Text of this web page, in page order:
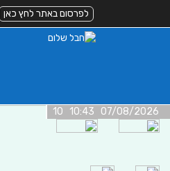
לפרסום באתר לחץ כאן
07/08/2026 10:43 10